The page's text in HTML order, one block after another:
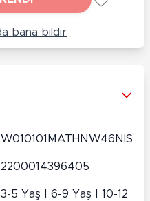
bana bildir
W010101MATHNW46NIS
2200014396405
3-5 Yaş | 6-9 Yaş | 10-12